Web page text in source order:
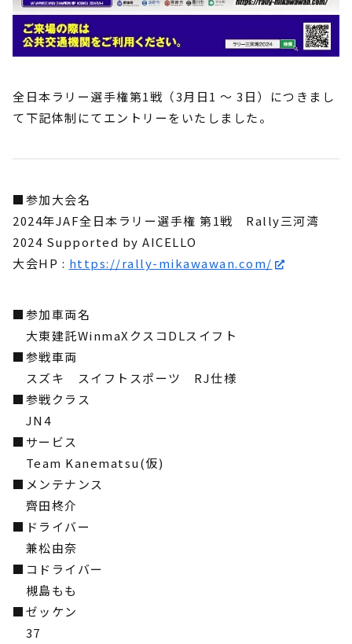
全日本ラリー選手権第1戦（3月日1 ～ 3日）につきまし
て下記体制にてエントリーをいたしました。
■参加大会名
2024年JAF全日本ラリー選手権 第1戦 Rally三河湾
2024 Supported by AICELLO
大会HP : https://rally-mikawawan.com/
■参加車両名
大東建託WinmaXクスコDLスイフト
■参戦車両
スズキ スイフトスポーツ RJ仕様
■参戦クラス
JN4
■サービス
Team Kanematsu(仮)
■メンテナンス
齊田柊介
■ドライバー
兼松由奈
■コドライバー
槻島もも
■ゼッケン
37